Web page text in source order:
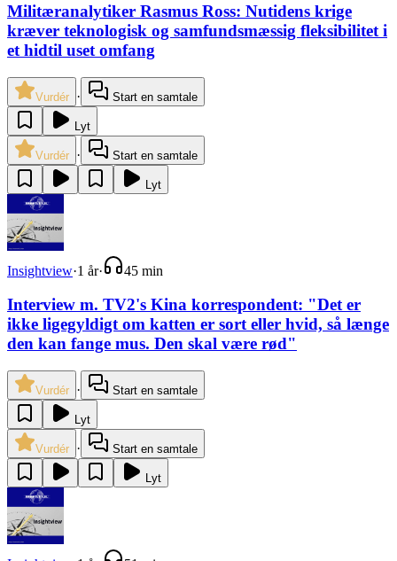
Militæranalytiker Rasmus Ross: Nutidens krige
kræver teknologisk og samfundsmæssig fleksibilitet i
et hidtil uset omfang
Vurdér · Start en samtale
Lyt
Vurdér · Start en samtale
Lyt
Insightview·1 år· 45 min
Interview m. TV2's Kina korrespondent: "Det er
ikke ligegyldigt om katten er sort eller hvid, så længe
den kan fange mus. Den skal være rød"
Vurdér · Start en samtale
Lyt
Vurdér · Start en samtale
Lyt